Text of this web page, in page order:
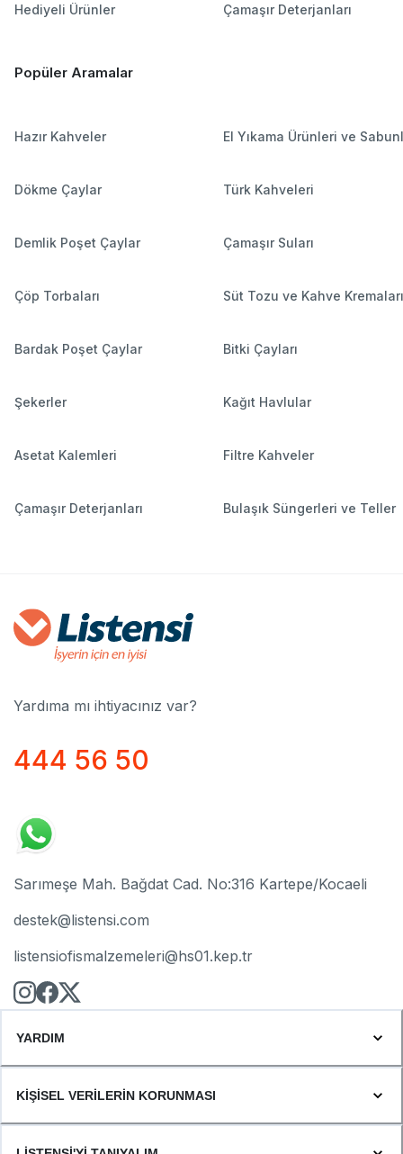
Hediyeli Ürünler Çamaşır Deterjanları
Popüler Aramalar
Hazır Kahveler El Yıkama Ürünleri ve
Dökme Çaylar Türk Kahveleri
Demlik Poşet Çaylar Çamaşır Suları
Çöp Torbaları Süt Tozu ve Kahve Kremaları
Bardak Poşet Çaylar Bitki Çayları
Şekerler Kağıt Havlular
Asetat Kalemleri Filtre Kahveler
Çamaşır Deterjanları Bulaşık Süngerleri ve Teller
Yardıma mı ihtiyacınız var?
444 56 50
Sarımeşe Mah. Bağdat Cad. No:316 Kartepe/Kocaeli
destek@listensi.com
listensiofismalzemeleri@hs01.kep.tr
YARDIM
KİŞİSEL VERİLERİN KORUNMASI